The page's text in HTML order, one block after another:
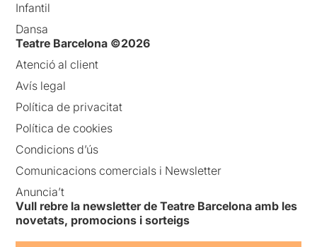
Infantil
Dansa
Teatre Barcelona ©2026
Atenció al client
Avís legal
Política de privacitat
Política de cookies
Condicions d’ús
Comunicacions comercials i Newsletter
Anuncia’t
Vull rebre la newsletter de Teatre Barcelona amb les
novetats, promocions i sorteigs